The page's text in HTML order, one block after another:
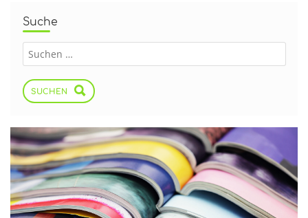
Suche
SUCHEN